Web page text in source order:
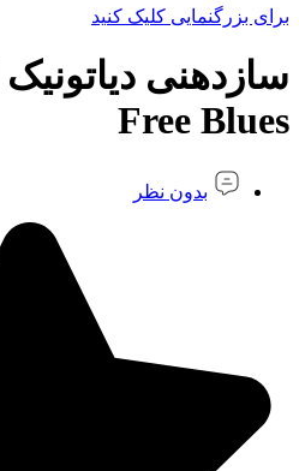
برای بزرگنمایی کلیک کنید
سازدهنی
Free Blues
بدون نظر